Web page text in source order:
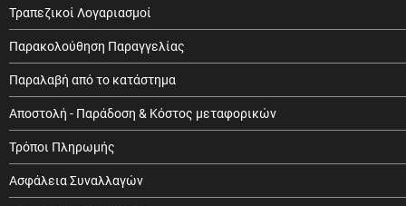
Τραπεζικοί Λογαριασμοί
Παρακολούθηση Παραγγελίας
Παραλαβή από το κατάστημα
Αποστολή - Παράδοση & Κόστος μεταφορικών
Τρόποι Πληρωμής
Ασφάλεια Συναλλαγών